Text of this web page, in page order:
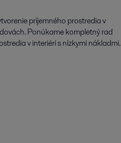
príjemného prostredia v
Ponúkame kompletný rad
v interiéri s nízkymi nákladmi.